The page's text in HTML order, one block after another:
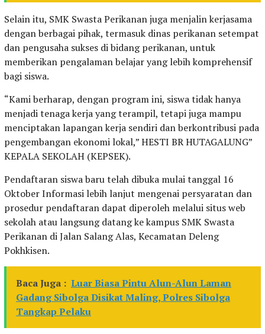
Selain itu, SMK Swasta Perikanan juga menjalin kerjasama
dengan berbagai pihak, termasuk dinas perikanan setempat
dan pengusaha sukses di bidang perikanan, untuk
memberikan pengalaman belajar yang lebih komprehensif
bagi siswa.
“Kami berharap, dengan program ini, siswa tidak hanya
menjadi tenaga kerja yang terampil, tetapi juga mampu
menciptakan lapangan kerja sendiri dan berkontribusi pada
pengembangan ekonomi lokal,” HESTI BR HUTAGALUNG”
KEPALA SEKOLAH (KEPSEK).
Pendaftaran siswa baru telah dibuka mulai tanggal 16
Oktober Informasi lebih lanjut mengenai persyaratan dan
prosedur pendaftaran dapat diperoleh melalui situs web
sekolah atau langsung datang ke kampus SMK Swasta
Perikanan di Jalan Salang Alas, Kecamatan Deleng
Pokhkisen.
Baca Juga : Luar Biasa Pintu Alun-Alun Laman
Gadang Sibolga Disikat Maling, Polres Sibolga
Tangkap Pelaku